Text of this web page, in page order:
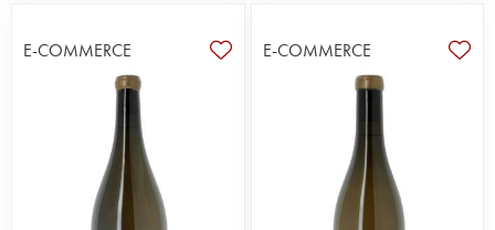
E-COMMERCE E-COMMERCE